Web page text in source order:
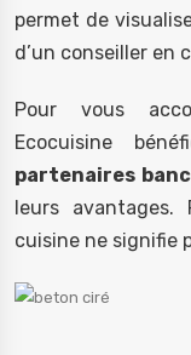
permet de
d’un conseiller en
Pour vous
Ecocuisine
partenaires
leurs
cuisine ne signifie